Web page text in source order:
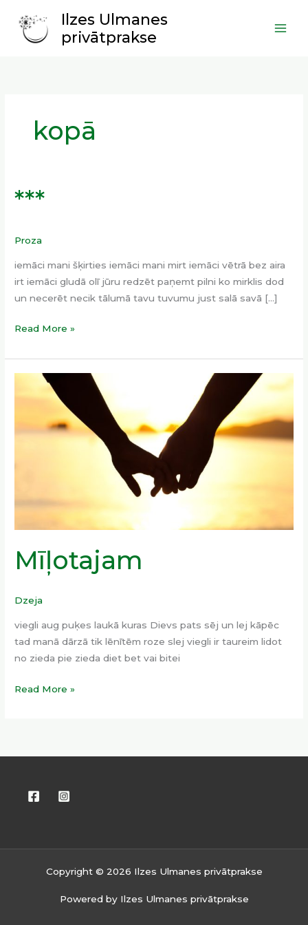
content
Ilzes Ulmanes
privātprakse
kopā
***
Proza
iemāci mani šķirties iemāci mani mirt iemāci vētrā bez aira
irt iemāci gludā olī jūru redzēt paņemt pilni ko mirklis dod
un necerēt necik tālumā tavu tuvumu just salā savā […]
***
Read More »
Mīļotajam
Dzeja
viegli aug puķes laukā kuras Dievs pats sēj un lej kāpēc
tad manā dārzā tik lēnītēm roze slej viegli ir taureim lidot
no zieda pie zieda diet bet vai bitei
Mīļotajam
Read More »
Copyright © 2026 Ilzes Ulmanes privātprakse
Powered by Ilzes Ulmanes privātprakse